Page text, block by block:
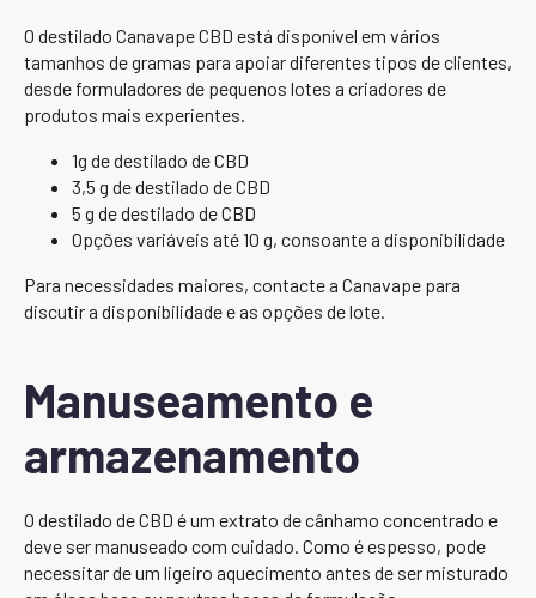
O destilado Canavape CBD está disponível em vários
tamanhos de gramas para apoiar diferentes tipos de clientes,
desde formuladores de pequenos lotes a criadores de
produtos mais experientes.
1g de destilado de CBD
3,5 g de destilado de CBD
5 g de destilado de CBD
Opções variáveis até 10 g, consoante a disponibilidade
Para necessidades maiores, contacte a Canavape para
discutir a disponibilidade e as opções de lote.
Manuseamento e
armazenamento
O destilado de CBD é um extrato de cânhamo concentrado e
deve ser manuseado com cuidado. Como é espesso, pode
necessitar de um ligeiro aquecimento antes de ser misturado